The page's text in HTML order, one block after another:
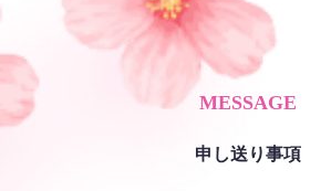
MESSAGE
申し送り事項